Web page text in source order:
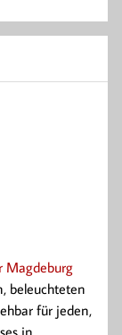
Magdeburg
beleuchteten
für jeden,